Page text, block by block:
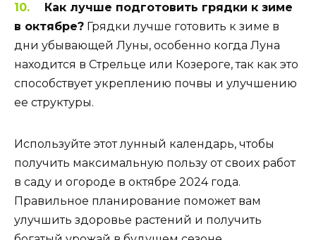
Как лучше подготовить грядки к зиме
в октябре? Грядки лучше готовить к зиме в
дни убывающей Луны, особенно когда Луна
находится в Стрельце или Козероге, так как это
способствует укреплению почвы и улучшению
ее структуры.
Используйте этот лунный календарь, чтобы
получить максимальную пользу от своих работ
в саду и огороде в октябре 2024 года.
Правильное планирование поможет вам
улучшить здоровье растений и получить